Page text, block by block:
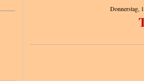
Donnerstag,